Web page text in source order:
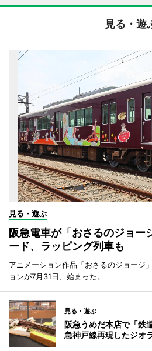
見る・遊
見る・遊ぶ
阪急電車が「おさるのジョ
ード、ラッピング列車も
アニメーション作品「おさるのジョージ
ョンが7月31日、始まった。
見る・遊ぶ
阪急うめだ本店で「
急神戸線再現したジオ